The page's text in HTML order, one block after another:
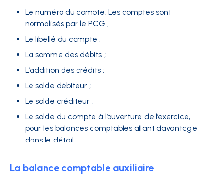
Le numéro du compte. Les comptes sont
normalisés par le PCG ;
Le libellé du compte ;
La somme des débits ;
L’addition des crédits ;
Le solde débiteur ;
Le solde créditeur ;
Le solde du compte à l’ouverture de l’exercice,
pour les balances comptables allant davantage
dans le détail.
La balance comptable auxiliaire